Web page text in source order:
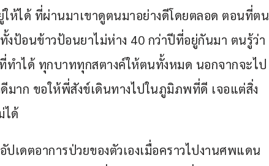
ห้ได้ ที่ผ่านมาเขาดูตนมาอย่างดีโดยตลอด ตอนที่ตน
ป้อนข้าวป้อนยาไม่ห่าง 40 กว่าปีที่อยู่กันมา ตนรู้ว่า
ที่ทำได้ ทุกบาททุกสตางค์ให้ตนทั้งหมด นอกจากจะไป
าก ขอให้พี่สังข์เดินทางไปในภูมิภพที่ดี เจอแต่สิ่ง
ได้
ปเดตอาการป่วยของตัวเองเมื่อคราวไปงานศพแดน